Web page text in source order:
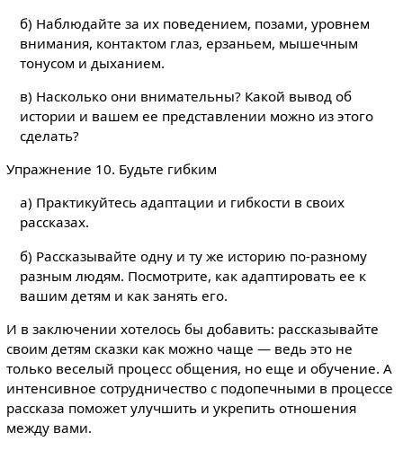
б) Наблюдайте за их поведением, позами, уровнем
внимания, контактом глаз, ерзаньем, мышечным
тонусом и дыханием.
в) Насколько они внимательны? Какой вывод об
истории и вашем ее представлении можно из этого
сделать?
Упражнение 10. Будьте гибким
а) Практикуйтесь адаптации и гибкости в своих
рассказах.
б) Рассказывайте одну и ту же историю по-разному
разным людям. Посмотрите, как адаптировать ее к
вашим детям и как занять его.
И в заключении хотелось бы добавить: рассказывайте
своим детям сказки как можно чаще — ведь это не
только веселый процесс общения, но еще и обучение. А
интенсивное сотрудничество с подопечными в процессе
рассказа поможет улучшить и укрепить отношения
между вами.